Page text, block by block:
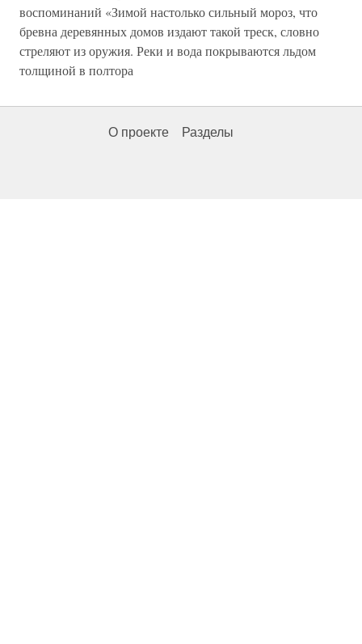
воспоминаний «Зимой настолько сильный мороз, что
бревна деревянных домов издают такой треск, словно
стреляют из оружия. Реки и вода покрываются льдом
толщиной в полтора
О проекте Разделы